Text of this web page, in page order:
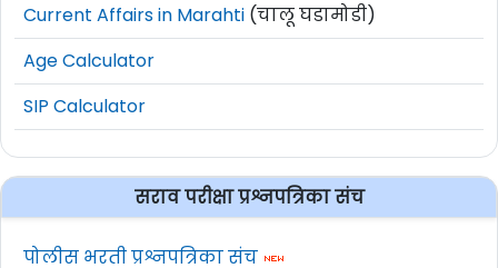
Current Affairs in Marahti (चालू घडामोडी)
Age Calculator
SIP Calculator
सराव परीक्षा प्रश्नपत्रिका संच
पोलीस भरती प्रश्नपत्रिका संच